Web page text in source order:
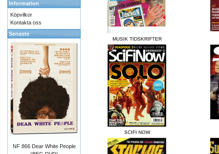
MUSIK TIDSKRIFTER
SCIFI NOW
Information
Köpvilkor
Kontakta oss
Senaste
NF 866 Dear White People